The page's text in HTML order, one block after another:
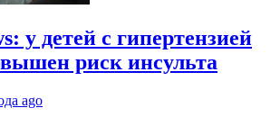
у детей с гипертензией
риск инсульта
ago